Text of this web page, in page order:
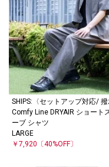
SHIPS:〈セットアップ対応/ 撥
Comfy Line DRYAIR ショート
ーブ シャツ
LARGE
￥7,920 〔40%OFF〕